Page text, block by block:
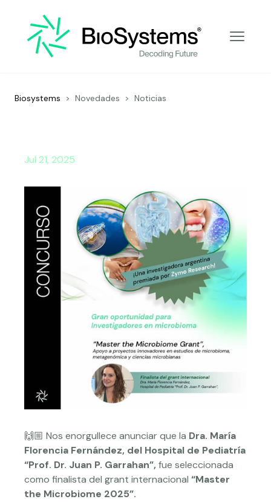
Decoding Future
Biosystems > Novedades > Noticias
Jul 21, 2025
🙌🏼 Nos enorgullece anunciar que la Dra. María
Florencia Fernández, del Hospital de Pediatría
“Prof. Dr. Juan P. Garrahan”,fue seleccionada
como finalista del grant internacional “Master
the Microbiome 2025”.